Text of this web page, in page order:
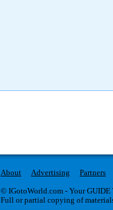
About Advertising Partners
© IGotoWorld.com - Your
Full or partial copying of